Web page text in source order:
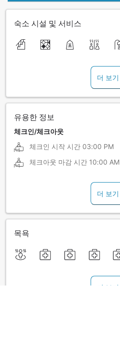
숙소 시설 및 서비스
더 보기
유용한 정보
체크인/체크아웃
체크인 시작 시간 03:00 PM
체크아웃 마감 시간 10:00 AM
더 보기
목욕
더 보기